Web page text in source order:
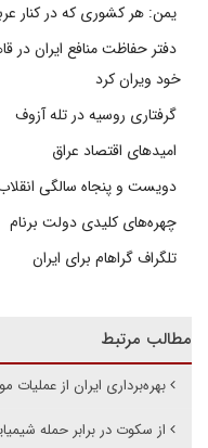
یمن: هر کشوری که در کنار
دفتر حفاظت منافع ایران در
خود ویران کرد
گرفتاری روسیه در تله آزوف
امیدهای اقتصاد عراق
دویست و پنجاه سالگی انقلاب
چهره‌های کلیدی دولت برنام
تلگراف گراهام برای ایران
مطالب مرتبط
بهره‌برداری ایران از عملیات
از سکوت در برابر حمله